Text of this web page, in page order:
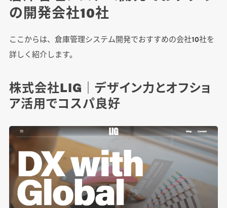
の開発会社10社
ここからは、倉庫管理システム開発でおすすめの会社10社を
詳しく紹介します。
株式会社LIG｜デザイン力とオフショ
ア活用でコスパ良好